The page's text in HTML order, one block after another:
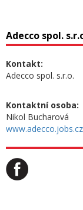
Adecco spol.
Kontakt:
Adecco spol. s.r.o.
Kontaktní osoba:
Nikol Bucharová
www.adecco.jobs.cz